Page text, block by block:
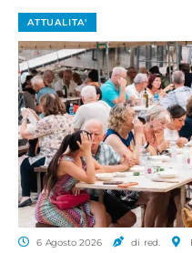
ATTUALITA'
6 Agosto 2026 di red.